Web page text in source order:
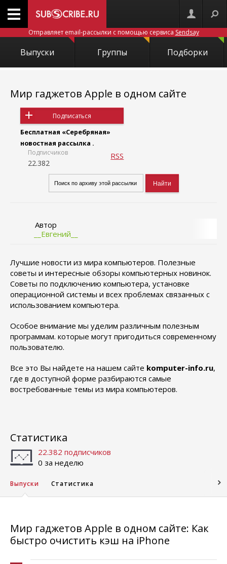
Отправляет email-рассылки с помощью сервиса Sendsay
Выпуски Группы Подборки
Мир гаджетов Apple в одном сайте
Подписаться
Бесплатная «Серебряная»
новостная рассылка .
Подписчиков
22.382
RSS
Автор
__Евгений__
Лучшие новости из мира компьютеров. Полезные
советы и интересные обзоры компьютерных новинок.
Советы по подключению компьютера, установке
операционной системы и всех проблемах связанных с
использованием компьютера.
Особое внимание мы уделим различным полезным
программам. которые могут пригодиться современному
пользователю.
Все это Вы найдете на нашем сайте komputer-info.ru,
где в доступной форме разбираются самые
востребованные темы из мира компьютеров.
Статистика
22.382 подписчиков
0 за неделю
Выпуски Статистика
Мир гаджетов Apple в одном сайте: Как
быстро очистить кэш на iPhone